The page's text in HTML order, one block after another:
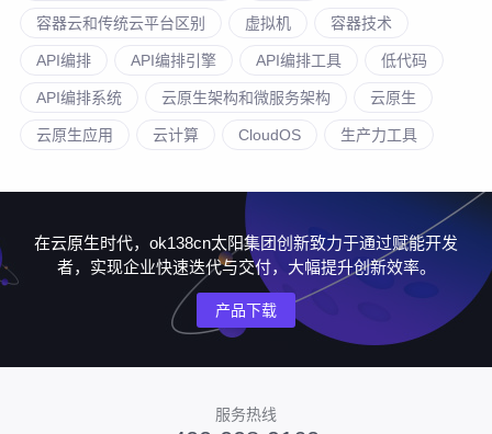
容器云和传统云平台区别 虚拟机 容器技术
API编排 API编排引擎 API编排工具 低代码
API编排系统 云原生架构和微服务架构 云原生
云原生应用 云计算 CloudOS 生产力工具
在云原生时代，ok138cn太阳集团创新致力于通过赋能开发
者，实现企业快速迭代与交付，大幅提升创新效率。
产品下载
服务热线